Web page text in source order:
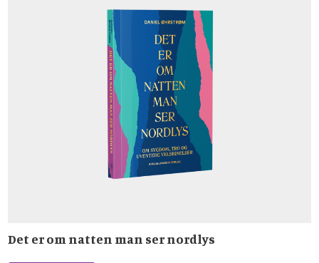
Det er om natten man ser nordlys